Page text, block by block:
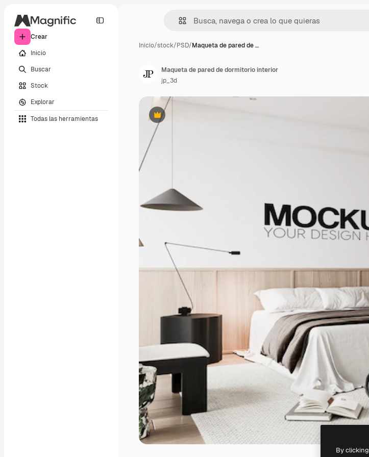
Crear
Inicio
Buscar
Stock
Explorar
Todas las herramientas
Inicio/stock/PSD/Maqueta de pared de …
Premium
Maqueta de pared de dormitorio interior
jp_3d
By